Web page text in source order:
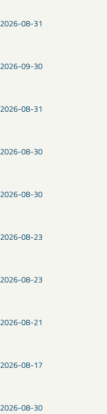
2026-08-31
2026-09-30
2026-08-31
2026-08-30
2026-08-30
2026-08-23
2026-08-23
2026-08-21
2026-08-17
2026-08-30